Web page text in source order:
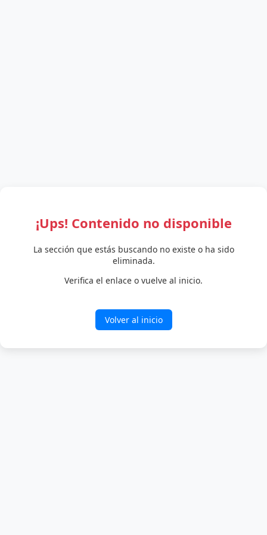
¡Ups! Contenido no disponible
La sección que estás buscando no existe o ha sido
eliminada.
Verifica el enlace o vuelve al inicio.
Volver al inicio